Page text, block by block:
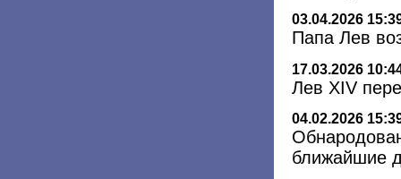
03.04.2026
Папа Лев
17.03.2026
Лев XIV
04.02.2026
ближайшие